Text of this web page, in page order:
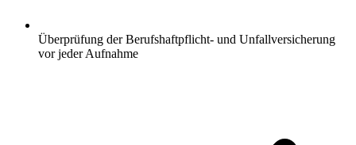
Überprüfung der Berufshaftpflicht- und Unfallversicherung
vor jeder Aufnahme